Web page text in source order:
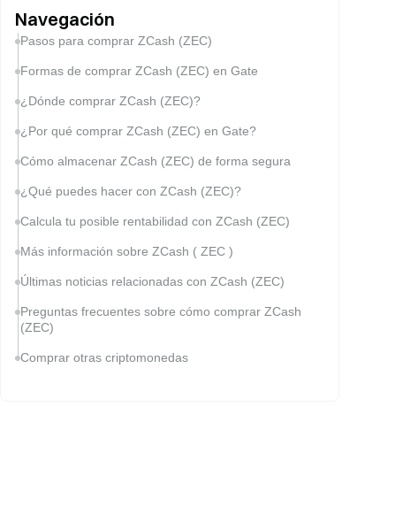
Navegación
Pasos para comprar ZCash (ZEC)
Formas de comprar ZCash (ZEC) en Gate
¿Dónde comprar ZCash (ZEC)?
¿Por qué comprar ZCash (ZEC) en Gate?
Cómo almacenar ZCash (ZEC) de forma segura
¿Qué puedes hacer con ZCash (ZEC)?
Calcula tu posible rentabilidad con ZCash (ZEC)
Más información sobre ZCash ( ZEC )
Últimas noticias relacionadas con ZCash (ZEC)
Preguntas frecuentes sobre cómo comprar ZCash
(ZEC)
Comprar otras criptomonedas